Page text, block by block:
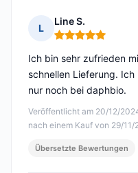
L
Line S.
Hinweis: 5 von 5
Veröffentlicht am 20/12/
nach einem Kauf von 29/11/
Ich bin sehr zufrieden
schnellen Lieferung.
nur noch bei daphbio.
Übersetzte Bewertungen